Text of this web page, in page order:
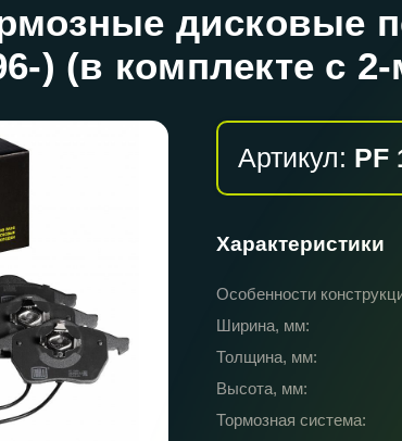
дисковые
) (в комплекте с
Артикул: PF
Характеристики
Особенности
Ширина, мм:
Толщина, мм:
Высота, мм:
Тормозная система: